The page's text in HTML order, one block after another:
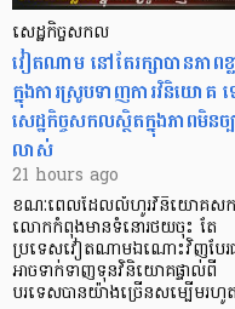
សេដ្ឋកិច្ចសកល
វៀតណាម នៅតែរក្សាបានភាពខ្
ក្នុងការស្រូបទាញការវិនិយោគ​
សេដ្ឋកិច្ចសកលស្ថិតក្នុងភាពមិន
លាស់
21 hours ago
ខណៈពេលដែលលំហូរវិនិយោគស
លោកកំពុងមានទំនោរថយចុះ តែ
ប្រទេសវៀតណាមឯណោះវិញបែរ
អាចទាក់ទាញទុនវិនិយោគផ្ទាល់ពី
បរទេសបានយ៉ាងច្រើនសម្បើមរ